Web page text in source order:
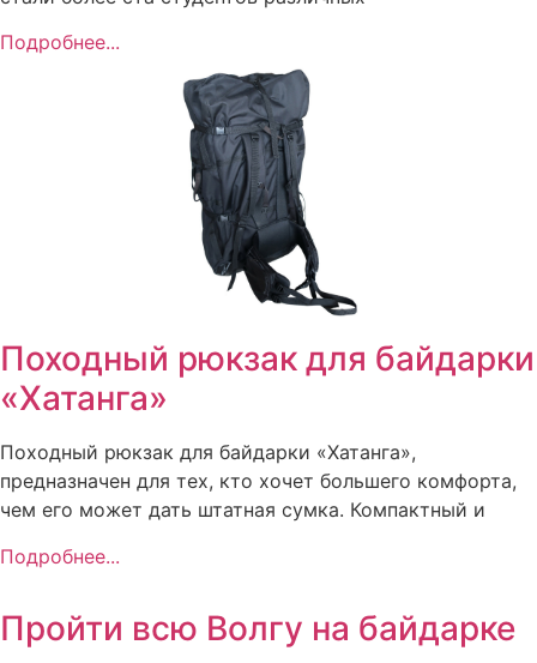
Подробнее...
Походный рюкзак для байдарки
«Хатанга»
Походный рюкзак для байдарки «Хатанга»,
предназначен для тех, кто хочет большего комфорта,
чем его может дать штатная сумка. Компактный и
Подробнее...
Пройти всю Волгу на байдарке